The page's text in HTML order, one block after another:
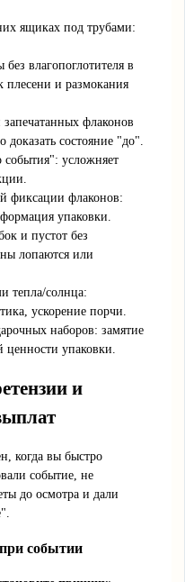
ящиках под трубами:
влагопоглотителя в
плесени и размокания
флаконов
состояние "до".
события": усложняет
фиксации флаконов:
упаковки.
и пустот без
лопаются или
тепла/солнца:
ускорение порчи.
наборов: замятие
ценности упаковки.
и
когда вы быстро
событие, не
до осмотра и дали
событии